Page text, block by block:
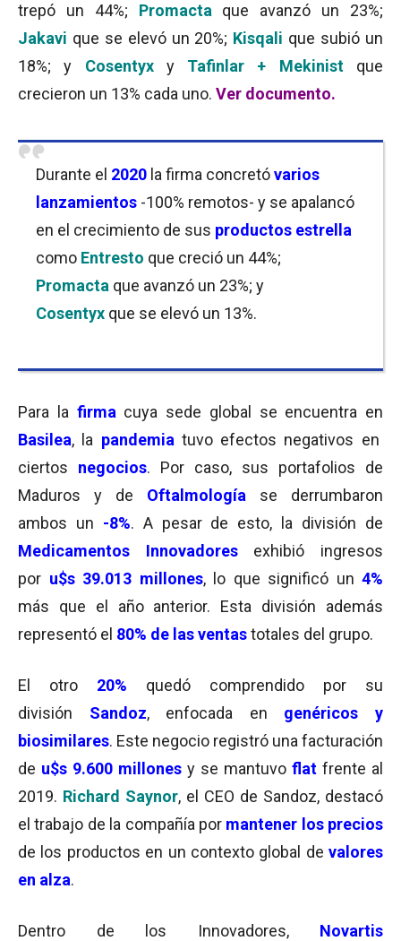
trepó un 44%; Promacta que avanzó un 23%;
Jakavi que se elevó un 20%; Kisqali que subió un
18%; y CosentyxyTafinlar + Mekinistque
crecieron un 13% cada uno. Ver documento.
Durante el 2020 la firma concretóvarios
lanzamientos -100% remotos- y se apalancó
en el crecimiento de sus productos estrella
como Entresto que creció un 44%;
Promacta que avanzó un 23%; y
Cosentyx que se elevó un 13%.
Para la firma cuya sede global se encuentra en
Basilea, la pandemia tuvo efectos negativos en
ciertos negocios. Por caso, sus portafolios de
Maduros y de Oftalmología se derrumbaron
ambos un -8%. A pesar de esto, la división de
Medicamentos Innovadores
exhibió ingresos
por u$s 39.013 millones, lo que significó un 4%
más que el año anterior. Esta división además
representó el 80% de las ventastotales del grupo.
El otro 20% quedó comprendido por su
división Sandoz, enfocada en genéricos y
biosimilares. Este negocio registró una facturación
de u$s 9.600 millones y se mantuvo flat frente al
2019. Richard Saynor, el CEO de Sandoz, destacó
el trabajo de la compañía por mantener los precios
de los productos en un contexto global de valores
en alza.
Dentro de los Innovadores, Novartis